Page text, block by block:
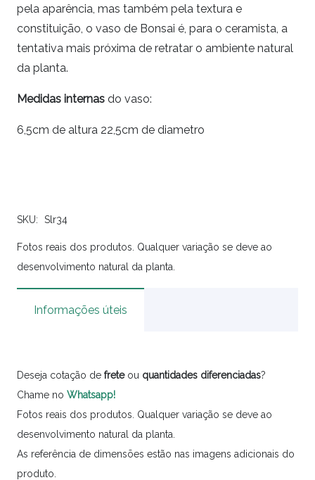
pela aparência, mas também pela textura e
constituição, o vaso de Bonsai é, para o ceramista, a
tentativa mais próxima de retratar o ambiente natural
da planta.
Medidas internas do vaso:
6,5cm de altura 22,5cm de diametro
SKU: Slr34
Fotos reais dos produtos. Qualquer variação se deve ao
desenvolvimento natural da planta.
Informações úteis
Deseja cotação de freteou quantidades diferenciadas?
Chame no Whatsapp!
Fotos reais dos produtos. Qualquer variação se deve ao
desenvolvimento natural da planta.
As referência de dimensões estão nas imagens adicionais do
produto.